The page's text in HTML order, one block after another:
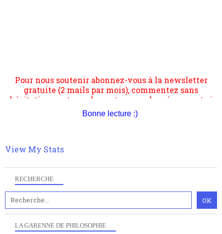
RECHERCHE
LA GARENNE DE PHILOSOPHIE
gratuite (2 mails par mois), commentez sans
hésitation, partagez le contenu sur les réseaux et si
vous le pouvez faîtes des liens depuis votre site.
Bonne lecture :)
View My Stats